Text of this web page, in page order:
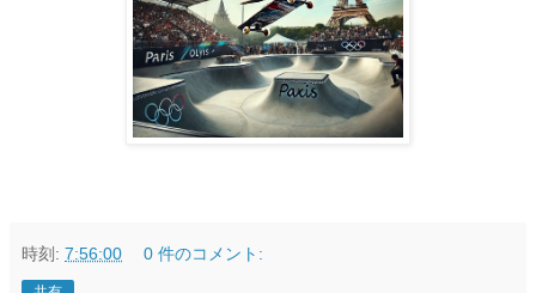
時刻: 7:56:00 0 件のコメント: